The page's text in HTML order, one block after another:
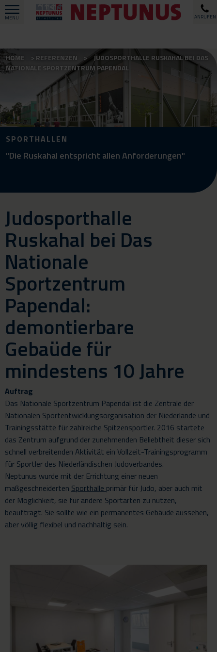
MENU ANRUFEN
HOME REFERENZEN
JUDOSPORTHALLE RUSKAHAL BEI DAS
NATIONALE SPORTZENTRUM PAPENDAL
SPORTHALLEN
"Die Ruskahal entspricht allen Anforderungen"
Judosporthalle
Ruskahal bei Das
Nationale
Sportzentrum
Papendal:
demontierbare
Gebaüde für
mindestens 10 Jahre
Auftrag
Das Nationale Sportzentrum Papendal ist die Zentrale der
Nationalen Sportentwicklungsorganisation der Niederlande und
Trainingsstätte für zahlreiche Spitzensportler. 2016 startete
das Zentrum aufgrund der zunehmenden Beliebtheit dieser sich
schnell verbreitenden Aktivität ein Vollzeit-Trainingsprogramm
für Sportler des Niederländischen Judoverbandes.
Neptunus wurde mit der Errichtung einer neuen
maßgeschneiderten Sporthalle primär für Judo, aber auch mit
der Möglichkeit, sie für andere Sportarten zu nutzen,
beauftragt. Sie sollte wie ein permanentes Gebäude aussehen,
aber völlig flexibel und nachhaltig sein.